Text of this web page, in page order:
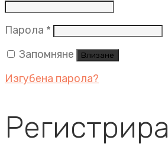
Парола * Задължително
Запомняне
Влизане
Изгубена парола?